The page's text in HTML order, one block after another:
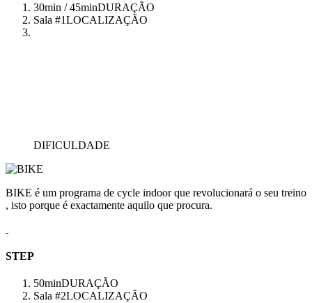
30min / 45minDURAÇÃO
Sala #1LOCALIZAÇÃO
DIFICULDADE
BIKE é um programa de cycle indoor que revolucionará o seu treino
, isto porque é exactamente aquilo que procura.
STEP
50minDURAÇÃO
Sala #2LOCALIZAÇÃO